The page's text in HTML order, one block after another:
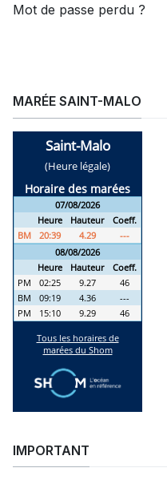
Mot de passe perdu ?
MARÉE SAINT-MALO
IMPORTANT